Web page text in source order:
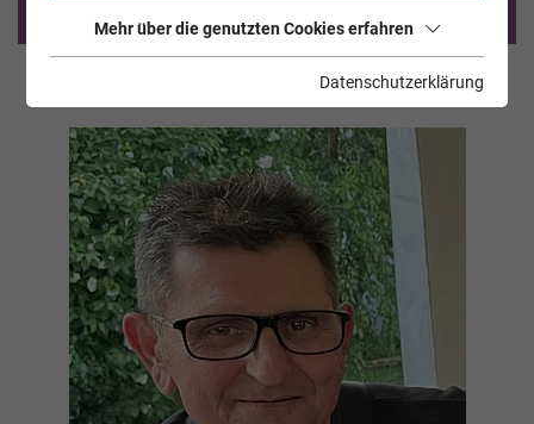
Mehr über die genutzten Cookies erfahren
Datenschutzerklärung